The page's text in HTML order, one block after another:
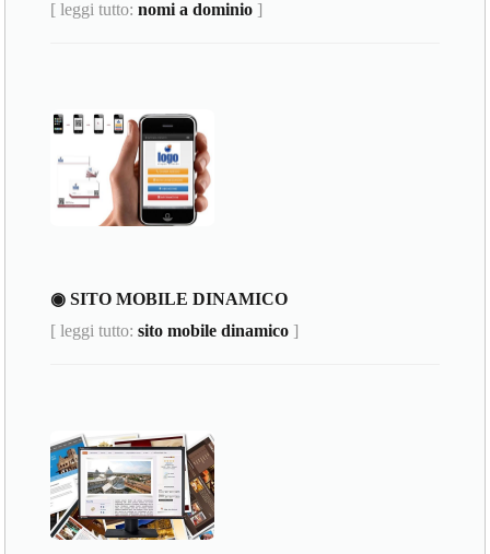
[ leggi tutto:nomi a dominio ]
◉ SITO MOBILE DINAMICO
[ leggi tutto:sito mobile dinamico ]